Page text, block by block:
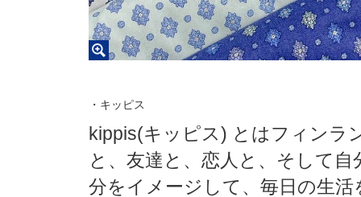
・キッピス
kippis(キッピス) とはフィンラ
と、友達と、恋人と、そして
分をイメージして、毎日の生